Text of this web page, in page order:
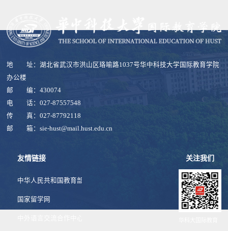
地 址：湖北省武汉市洪山区珞喻路1037号华中科技大学国际教育学院
办公楼
邮 编：430074
电 话：027-87557548
传 真：027-87792118
邮 箱：sie-hust@mail.hust.edu.cn
友情链接
中华人民共和国教育部
国家留学网
关注我们